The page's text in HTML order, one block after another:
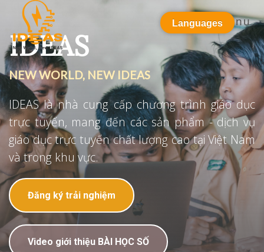
Menu
IDEAS
NEW WORLD, NEW IDEAS
IDEAS là nhà cung cấp chương trình giáo dục
trực tuyến, mang đến các sản phẩm - dịch vụ
giáo dục trực tuyến chất lượng cao tại Việt Nam
và trong khu vực.
Đăng ký trải nghiệm
Video giới thiệu BÀI HỌC SỐ
Languages